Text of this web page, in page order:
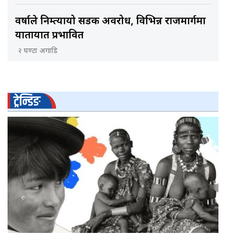
वर्षाले निम्त्यायो सडक अवरोध, विभिन्न राजमार्गमा
यातायात प्रभावित
२ घण्टा अगाडि
ट्रेन्डिङ